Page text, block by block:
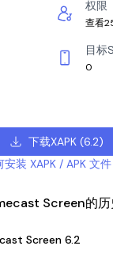
权限
查看
目标
0
下载XAPK (6.2)
安装 XAPK / APK 文件
Screen的历
Screen 6.2